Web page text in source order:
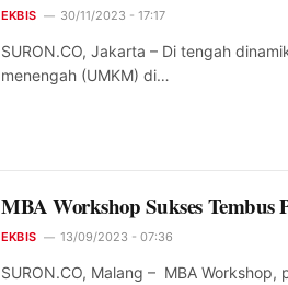
EKBIS 30/11/2023 - 17:17
SURON.CO, Jakarta – Di tengah
menengah (UMKM) di…
MBA Workshop Sukses Tembus
EKBIS 13/09/2023 - 07:36
SURON.CO, Malang – MBA